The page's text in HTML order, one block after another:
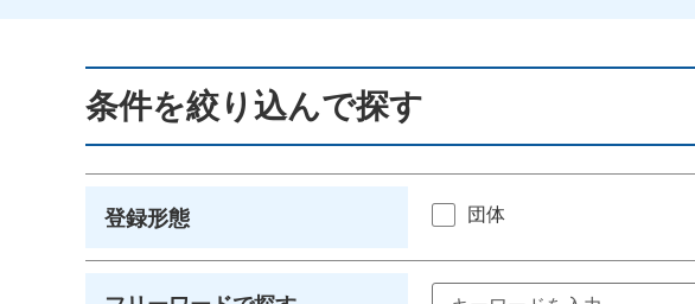
条件を絞り込んで探す
登録形態 団体